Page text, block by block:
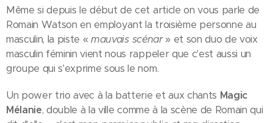
Même si depuis le début de cet article on vous parle de
Romain Watson en employant la troisième personne au
masculin, la piste «mauvais scénar» et son duo de voix
masculin féminin vient nous rappeler que c'est aussi un
groupe qui s'exprime sous le nom.
Un power trio avec à la batterie et aux chants Magic
Mélanie, double à la ville comme à la scène de Romain qui